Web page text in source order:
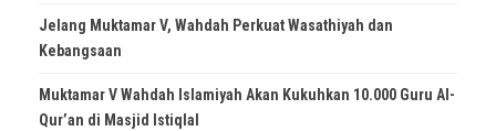
Jelang Muktamar V, Wahdah Perkuat Wasathiyah dan
Kebangsaan
Muktamar V Wahdah Islamiyah Akan Kukuhkan 10.000 Guru Al-
Qur’an di Masjid Istiqlal